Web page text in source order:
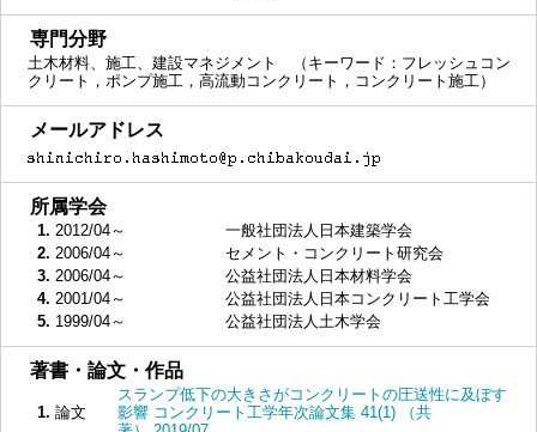
専門分野
土木材料、施工、建設マネジメント （キーワード：フレッシュコン
クリート，ポンプ施工，高流動コンクリート，コンクリート施工）
メールアドレス
所属学会
1. 2012/04～
一般社団法人日本建築学会
2. 2006/04～
セメント・コンクリート研究会
3. 2006/04～
公益社団法人日本材料学会
4. 2001/04～
公益社団法人日本コンクリート工学会
5. 1999/04～ 公益社団法人土木学会
著書・論文・作品
1. 論文
スランプ低下の大きさがコンクリートの圧送性に及ぼす
影響 コンクリート工学年次論文集 41(1) （共